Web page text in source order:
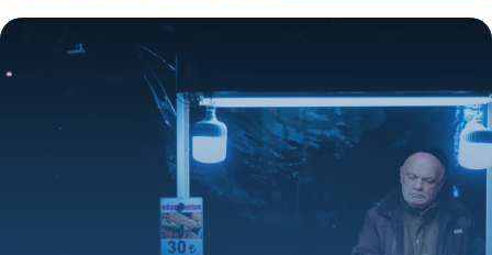
16 juillet 2026